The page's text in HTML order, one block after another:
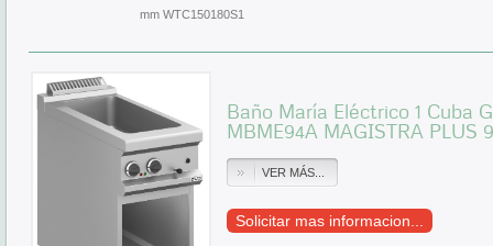
mm WTC150180S1
Baño María Eléctrico 1 Cuba
MBME94A MAGISTRA PLUS
VER MÁS...
Solicitar mas informacion...